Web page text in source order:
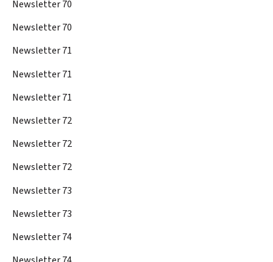
Newsletter 70
Newsletter 70
Newsletter 71
Newsletter 71
Newsletter 71
Newsletter 72
Newsletter 72
Newsletter 72
Newsletter 73
Newsletter 73
Newsletter 74